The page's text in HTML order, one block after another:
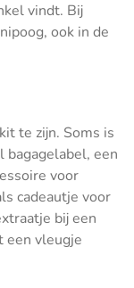
vindt. Bij
ook in de
te zijn. Soms is
bagagelabel, een
voor
cadeautje voor
bij een
een vleugje